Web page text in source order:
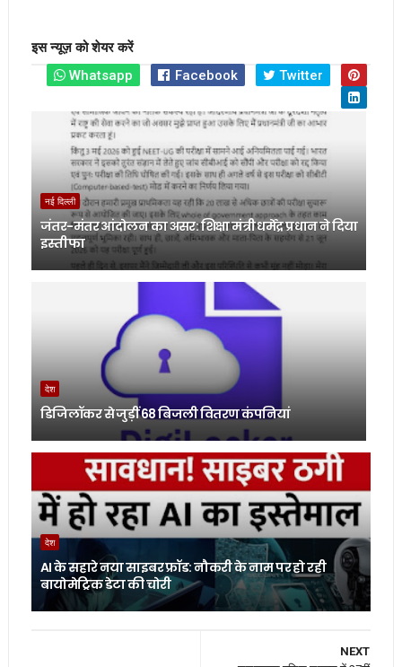
इस न्यूज़ को शेयर करें
Whatsapp
Facebook Twitter
नई दिल्ली
जंतर-मंतर आंदोलन का असर: शिक्षा मंत्री धर्मेंद्र प्रधान ने दिया
इस्तीफा
देश
डिजिलॉकर से जुड़ीं 68 बिजली वितरण कंपनियां
देश
AI के सहारे नया साइबर फ्रॉड: नौकरी के नाम पर हो रही
बायोमेट्रिक डेटा की चोरी
NEXT